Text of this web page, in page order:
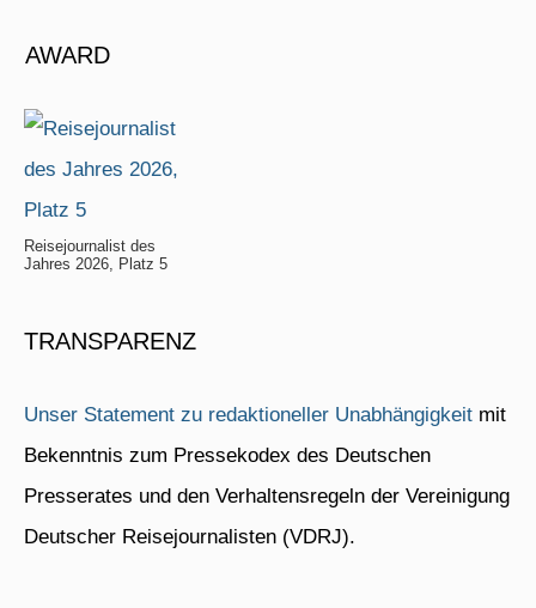
AWARD
Reisejournalist des
Jahres 2026, Platz 5
TRANSPARENZ
Unser Statement zu redaktioneller Unabhängigkeit mit
Bekenntnis zum Pressekodex des Deutschen
Presserates und den Verhaltensregeln der Vereinigung
Deutscher Reisejournalisten (VDRJ).